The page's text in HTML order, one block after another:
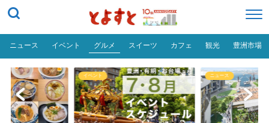
ニュース イベント グルメ スイーツ カフェ 観光 豊洲市場
ニュース おトク